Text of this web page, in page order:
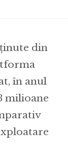
din
în anul
milioane